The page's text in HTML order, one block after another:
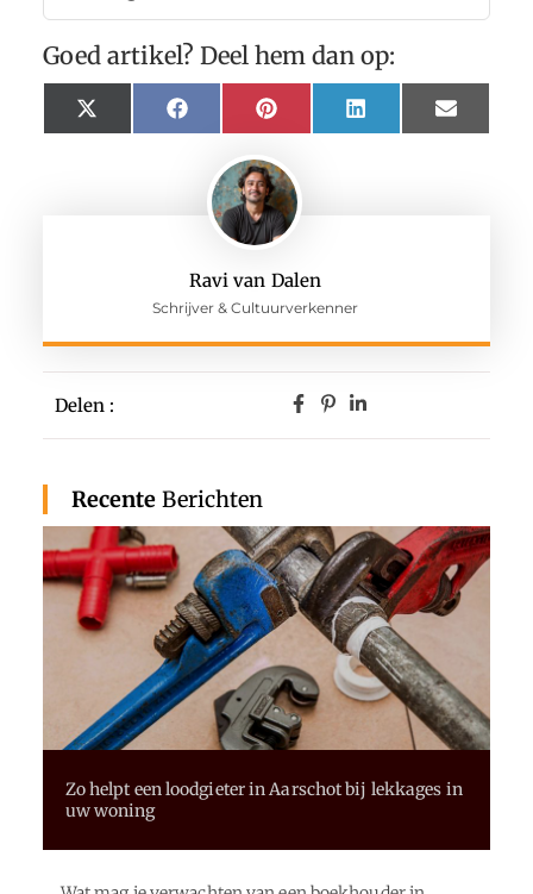
Ravi van Dalen
Schrijver & Cultuurverkenner
Delen :
Recente Berichten
Zo helpt een loodgieter in Aarschot bij lekkages in
uw woning
Goed artikel? Deel hem dan op:
X
(Twitter)
FacebookPinterest LinkedIn Email